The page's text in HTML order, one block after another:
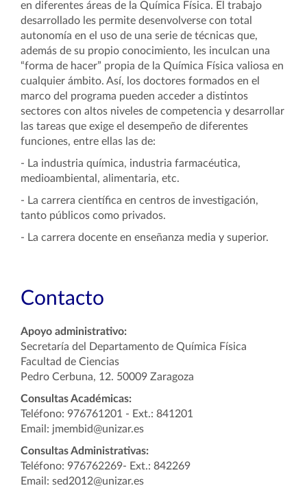
en diferentes áreas de la Química Física. El trabajo
desarrollado les permite desenvolverse con total
autonomía en el uso de una serie de técnicas que,
además de su propio conocimiento, les inculcan una
“forma de hacer” propia de la Química Física valiosa en
cualquier ámbito. Así, los doctores formados en el
marco del programa pueden acceder a distintos
sectores con altos niveles de competencia y desarrollar
las tareas que exige el desempeño de diferentes
funciones, entre ellas las de:
- La industria química, industria farmacéutica,
medioambiental, alimentaria, etc.
- La carrera científica en centros de investigación,
tanto públicos como privados.
- La carrera docente en enseñanza media y superior.
Contacto
Apoyo administrativo:
Secretaría del Departamento de Química Física
Facultad de Ciencias
Pedro Cerbuna, 12. 50009 Zaragoza
Consultas Académicas:
Teléfono: 976761201 - Ext.: 841201
Email: jmembid@unizar.es
Consultas Administrativas:
Teléfono: 976762269- Ext.: 842269
Email: sed2012@unizar.es